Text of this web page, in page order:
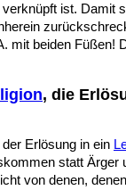
verknüpft ist. Damit
beiden Füßen!
, die
Erlösung in ein
statt Ärger
von denen,